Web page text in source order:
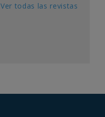
Ver todas las revistas